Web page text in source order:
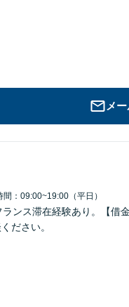
メ
間：09:00~19:00（平日）
ンス滞在経験あり。【借
ださい。